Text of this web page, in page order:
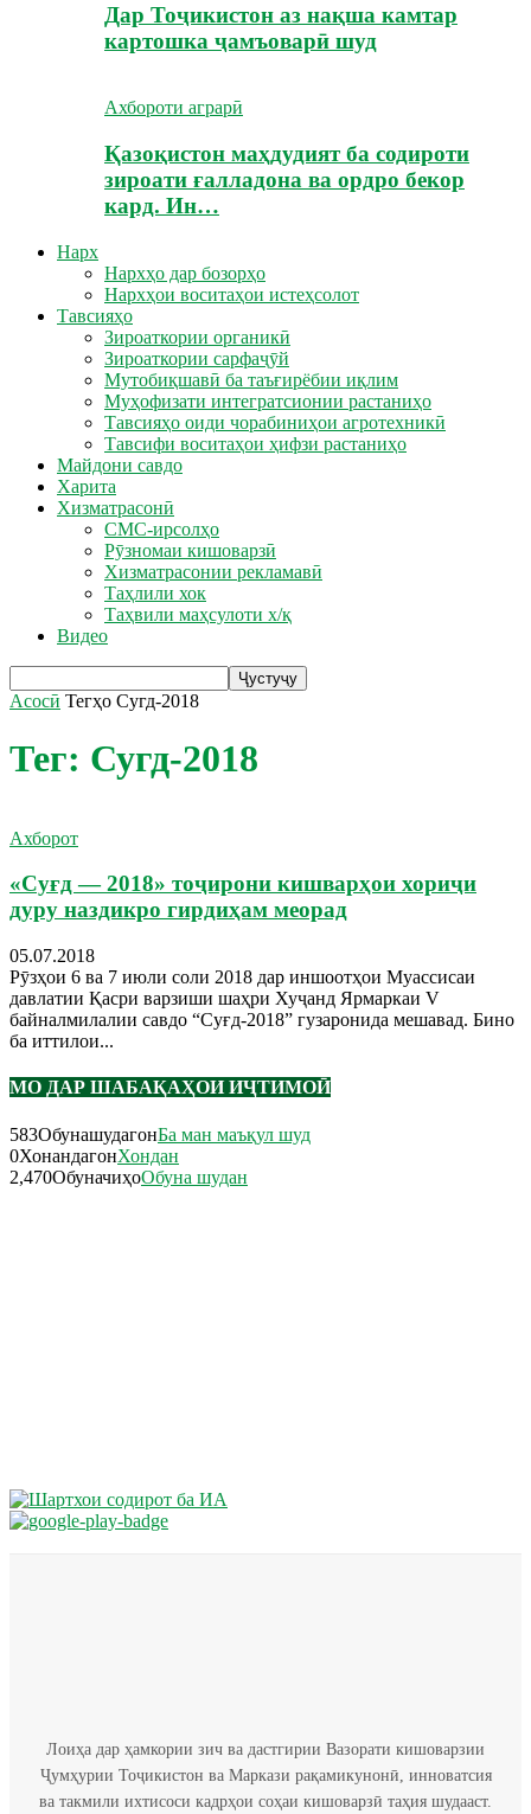
Дар Тоҷикистон аз нақша камтар
картошка ҷамъоварӣ шуд
Ахбороти аграрӣ
Қазоқистон маҳдудият ба содироти
зироати ғалладона ва ордро бекор
кард. Ин…
Нарх
Нархҳо дар бозорҳо
Нархҳои воситаҳои истеҳсолот
Тавсияҳо
Зироаткории органикӣ
Зироаткории сарфаҷӯй
Мутобиқшавӣ ба таъғирёбии иқлим
Муҳофизати интегратсионии растаниҳо
Тавсияҳо оиди чорабиниҳои агротехникӣ
Тавсифи воситаҳои ҳифзи растаниҳо
Майдони савдо
Харита
Хизматрасонӣ
СМС-ирсолҳо
Рӯзномаи кишоварзӣ
Хизматрасонии рекламавӣ
Таҳлили хок
Таҳвили маҳсулоти х/қ
Видео
Асосӣ Тегҳо Сугд-2018
Тег: Сугд-2018
Ахборот
«Суғд — 2018» тоҷирони кишварҳои хориҷи
дуру наздикро гирдиҳам меорад
05.07.2018
Рӯзҳои 6 ва 7 июли соли 2018 дар иншоотҳои Муассисаи
давлатии Қасри варзиши шаҳри Хуҷанд Ярмаркаи V
байналмилалии савдо “Суғд-2018” гузаронида мешавад. Бино
ба иттилои...
МО ДАР ШАБАҚАҲОИ ИҶТИМОӢ
583ОбунашудагонБа ман маъқул шуд
0ХонандагонХондан
2,470ОбуначиҳоОбуна шудан
Лоиҳа дар ҳамкории зич ва дастгирии Вазорати кишоварзии
Ҷумҳурии Тоҷикистон ва Маркази рақамикунонӣ, инноватсия
ва такмили ихтисоси кадрҳои соҳаи кишоварзӣ таҳия шудааст.